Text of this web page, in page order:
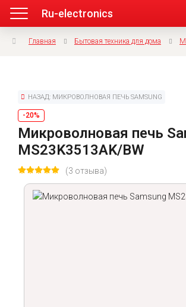
Ru-electronics
Главная Бытовая техника для дома
НАЗАД: МИКРОВОЛНОВАЯ ПЕЧЬ SAMSUNG
-20%
Микроволновая печь
MS23K3513AK/BW
(3 отзыва)